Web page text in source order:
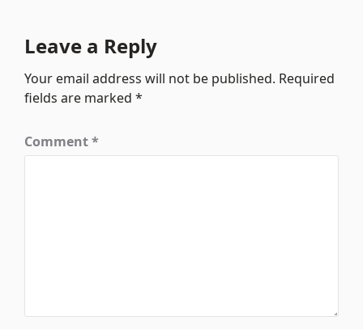
Leave a Reply
Your email address will not be published. Required
fields are marked*
Comment*